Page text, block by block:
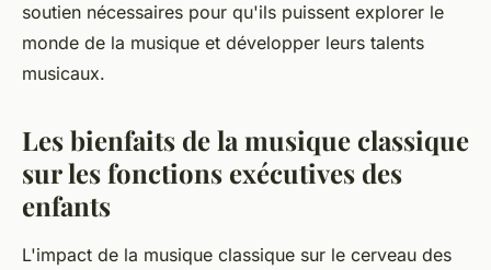
soutien nécessaires pour qu'ils puissent explorer le
monde de la musique et développer leurs talents
musicaux.
Les bienfaits de la musique classique
sur les fonctions exécutives des
enfants
L'impact de la musique classique sur le cerveau des